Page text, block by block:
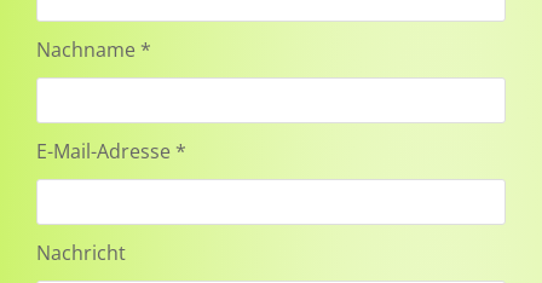
Nachname *
E-Mail-Adresse *
Nachricht